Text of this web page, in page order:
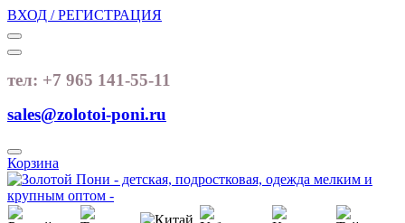
ВХОД / РЕГИСТРАЦИЯ
тел: +7 965 141-55-11
sales@zolotoi-poni.ru
Корзина